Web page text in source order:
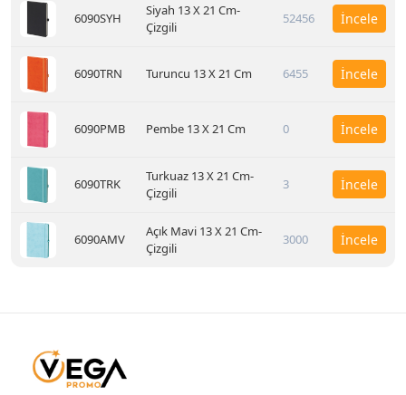
6090SYH
Siyah 13 X 21 Cm-
Çizgili
52456 İncele
6090TRN Turuncu 13 X 21 Cm 6455 İncele
6090PMB Pembe 13 X 21 Cm 0 İncele
6090TRK
Turkuaz 13 X 21 Cm-
Çizgili
3 İncele
6090AMV
Açık Mavi 13 X 21 Cm-
Çizgili
3000 İncele